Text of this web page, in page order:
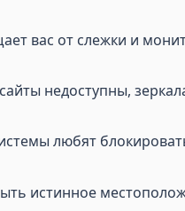
вас от слежки и
недоступны,
любят
истинное